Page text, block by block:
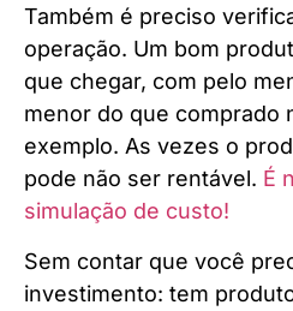
Também é preciso
operação. Um bom
que chegar, com pelo
menor do que comprado
exemplo. As vezes o
pode não ser rentável. É
simulação de custo!
Sem contar que você
investimento: tem